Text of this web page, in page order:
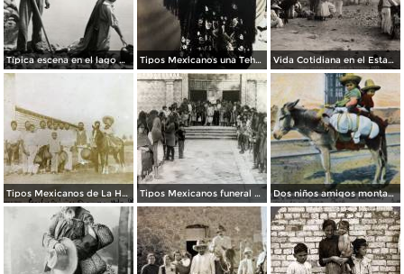
Típica escena en el lago de Pátzcuaro Tipos Mexicanos una Tehuana. Vida Cotidiana en el Estado de Veracruz 1922.
Tipos Mexicanos de La Hacienda La Purisima. Tipos Mexicanos funeral de un nino.. Dos niños amigos montados en burro